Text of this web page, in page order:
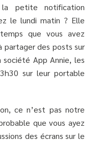
petite notification
le lundi matin ? Elle
que vous avez
partager des posts sur
société App Annie, les
sur leur portable
ce n’est pas notre
que vous ayez
des écrans sur le